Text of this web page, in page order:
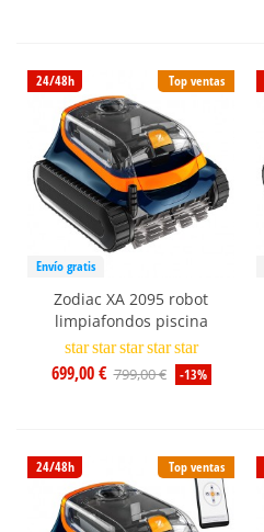
Top ventas
24/48h
Envío gratis
Zodiac XA 2095 robot
limpiafondos piscina
star star star star star
699,00 € 799,00 € -13%
Top ventas
24/48h